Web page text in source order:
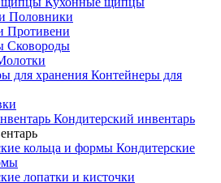
Половники
Противени
Сковороды
Контейнеры для
Кондитерский инвентарь
Кондитерские